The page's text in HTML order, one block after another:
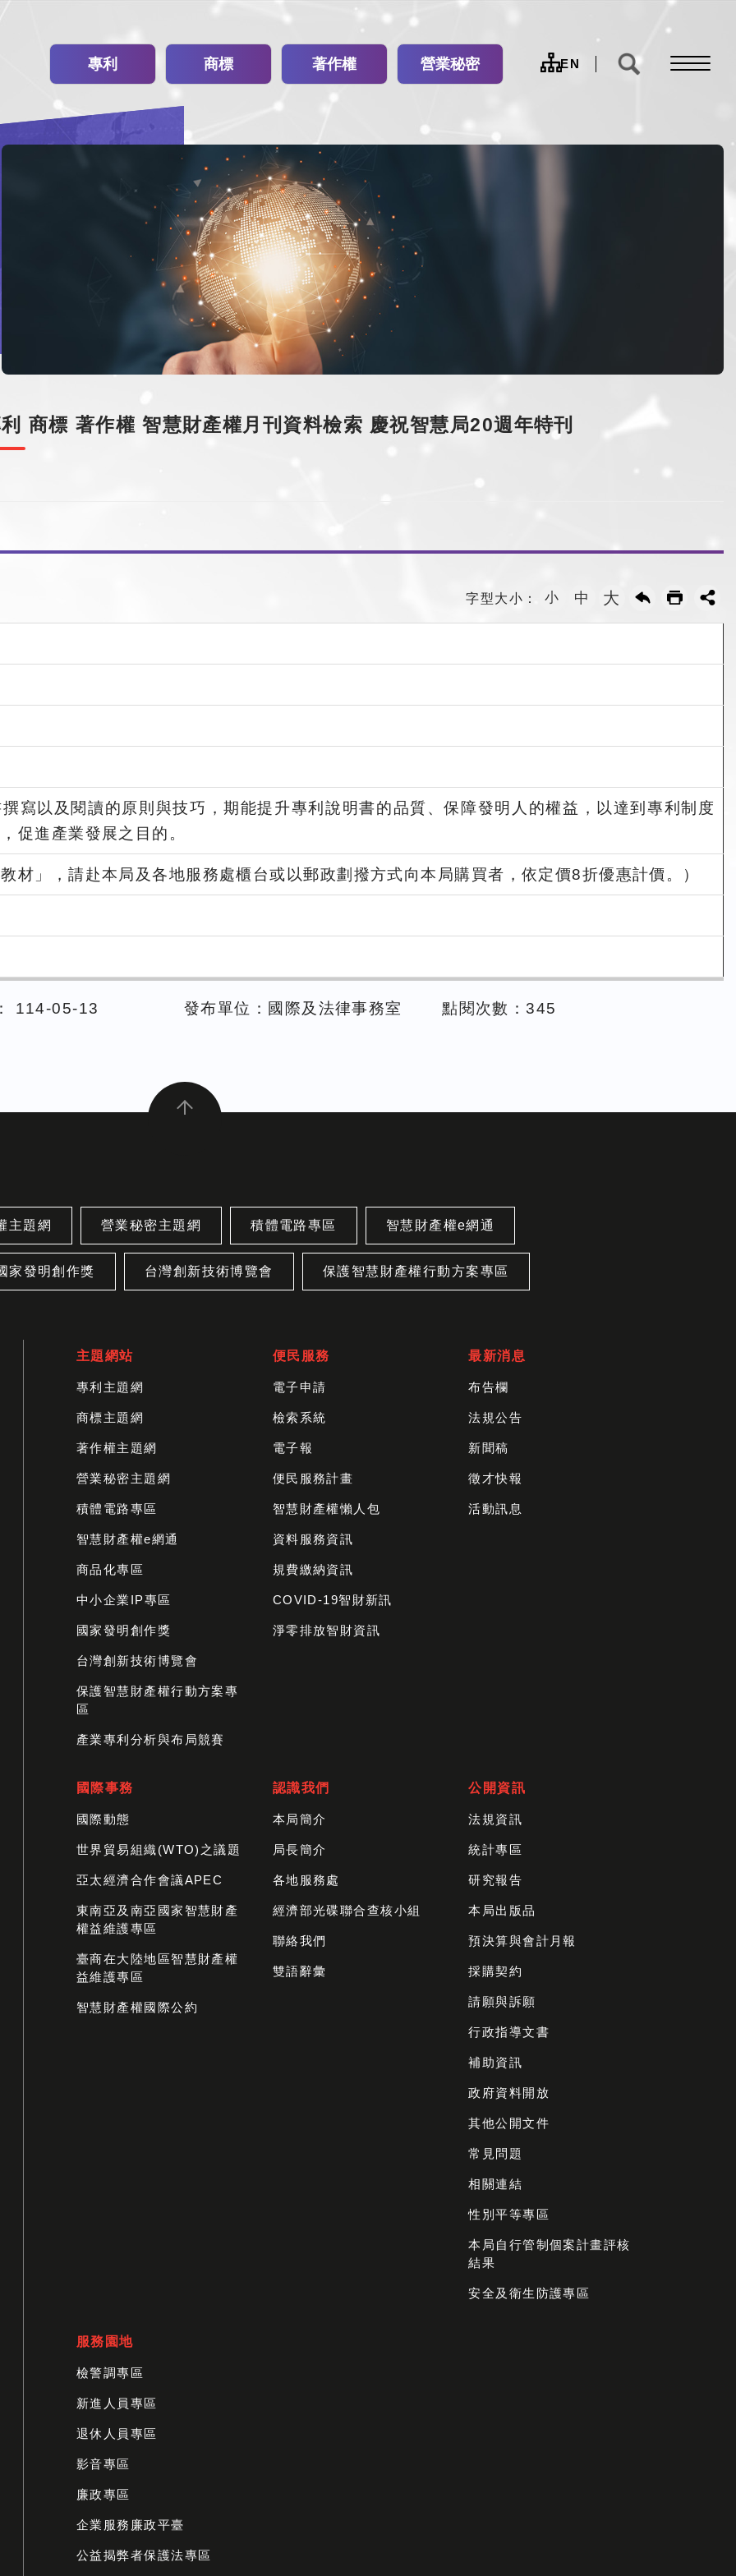
專利 商標 著作權 營業秘密
網
EN
商標 著作權 智慧財產權月刊資料檢索 慶祝智慧局20週年特刊
字型大小： 小 中 大
寫以及閱讀的原則與技巧，期能提升專利說明書的品質、保障發明人的權益，以達到專利制度
促進產業發展之目的。
材」，請赴本局及各地服務處櫃台或以郵政劃撥方式向本局購買者，依定價8折優惠計價。）
114-05-13 發布單位：國際及法律事務室 點閱次數：345
主題網 營業秘密主題網 積體電路專區 智慧財產權e網通
家發明創作獎 台灣創新技術博覽會 保護智慧財產權行動方案專區
主題網站
專利主題網
商標主題網
著作權主題網
營業秘密主題網
積體電路專區
智慧財產權e網通
商品化專區
中小企業IP專區
國家發明創作獎
台灣創新技術博覽會
保護智慧財產權行動方案專
區
產業專利分析與布局競賽
便民服務
電子申請
檢索系統
電子報
便民服務計畫
智慧財產權懶人包
資料服務資訊
規費繳納資訊
COVID-19智財新訊
淨零排放智財資訊
最新消息
布告欄
法規公告
新聞稿
徵才快報
活動訊息
國際事務
國際動態
世界貿易組織(WTO)之議題
亞太經濟合作會議APEC
東南亞及南亞國家智慧財產
權益維護專區
臺商在大陸地區智慧財產權
益維護專區
智慧財產權國際公約
認識我們
本局簡介
局長簡介
各地服務處
經濟部光碟聯合查核小組
聯絡我們
雙語辭彙
公開資訊
法規資訊
統計專區
研究報告
本局出版品
預決算與會計月報
採購契約
請願與訴願
行政指導文書
補助資訊
政府資料開放
其他公開文件
常見問題
相關連結
性別平等專區
本局自行管制個案計畫評核
結果
安全及衛生防護專區
服務園地
檢警調專區
新進人員專區
退休人員專區
影音專區
廉政專區
企業服務廉政平臺
公益揭弊者保護法專區